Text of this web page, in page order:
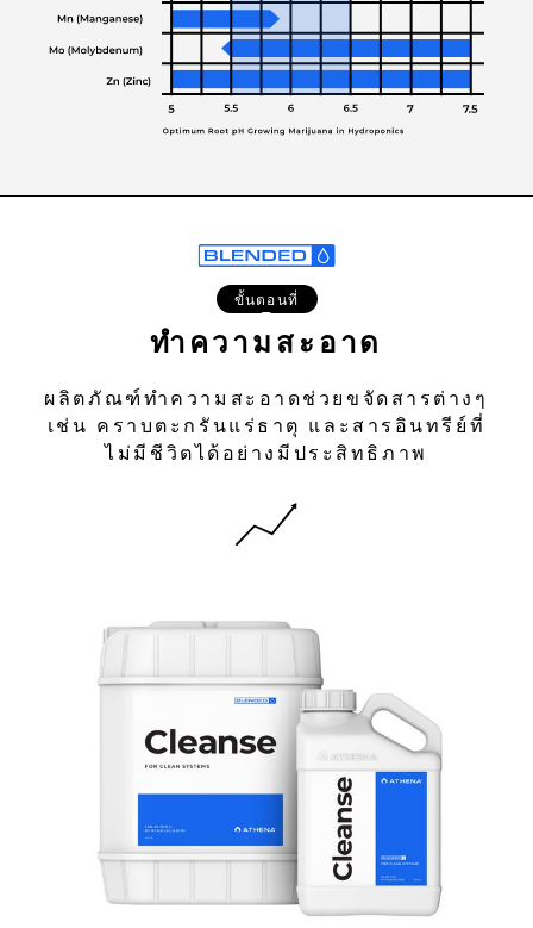
ขั้นตอนที่
2
ทำความสะอาด
ผลิตภัณฑ์ทำความสะอาดช่วยขจัดสารต่างๆ
เช่น คราบตะกรันแร่ธาตุ และสารอินทรีย์ที่
ไม่มีชีวิตได้อย่างมีประสิทธิภาพ